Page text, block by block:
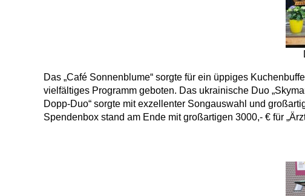
Das „Café Sonnenblume“ sorgte für ein üppiges
vielfältiges Programm geboten. Das ukrainische Duo
Dopp-Duo“ sorgte mit exzellenter Songauswahl und
Spendenbox stand am Ende mit großartigen 3000,- € für